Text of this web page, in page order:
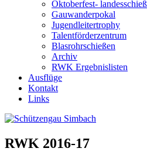
Oktoberfest-
Gauwanderpokal
Jugendleitertrophy
Talentförderzentrum
Blasrohrschießen
Archiv
RWK Ergebnislisten
Ausflüge
Kontakt
Links
RWK 2016-17